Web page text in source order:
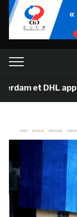
DHL apportent